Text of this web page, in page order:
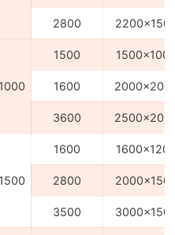
2800
1000
1500
1600
3600
1500
1600
2800
3500